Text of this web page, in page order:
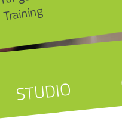
Training
STUDIO